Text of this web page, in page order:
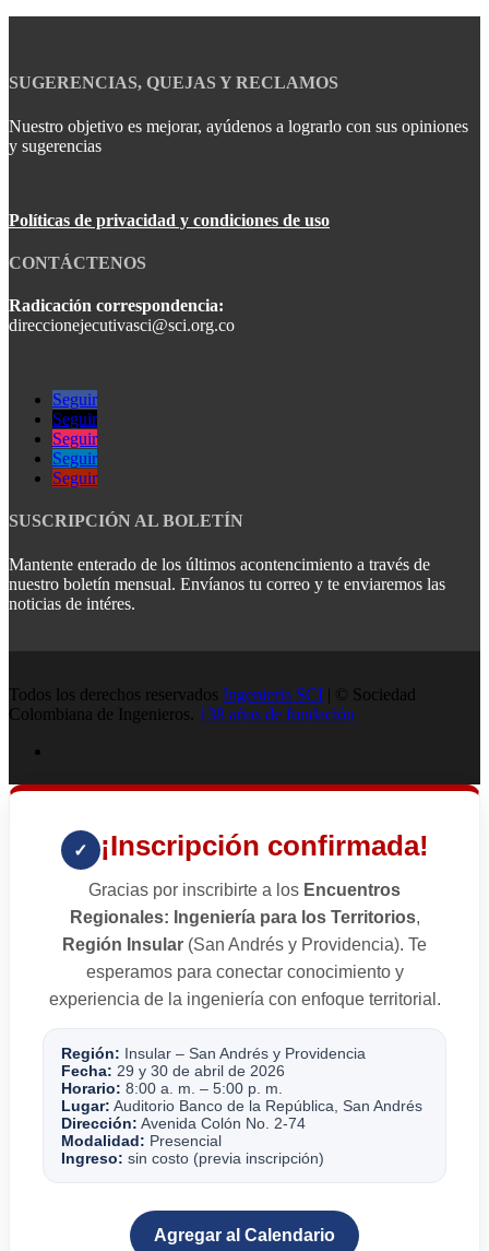
SUGERENCIAS, QUEJAS Y RECLAMOS
Nuestro objetivo es mejorar, ayúdenos a lograrlo con sus opiniones
y sugerencias
Políticas de privacidad y condiciones de uso
CONTÁCTENOS
Radicación correspondencia:
direccionejecutivasci@sci.org.co
Seguir
Seguir
Seguir
Seguir
Seguir
SUSCRIPCIÓN AL BOLETÍN
Mantente enterado de los últimos acontencimiento a través de
nuestro boletín mensual. Envíanos tu correo y te enviaremos las
noticias de intéres.
Todos los derechos reservados Ingenieria SCI | © Sociedad
Colombiana de Ingenieros. 138 años de fundación
✓ ¡Inscripción confirmada!
Gracias por inscribirte a los Encuentros
Regionales: Ingeniería para los Territorios,
Región Insular (San Andrés y Providencia). Te
esperamos para conectar conocimiento y
experiencia de la ingeniería con enfoque territorial.
Región: Insular – San Andrés y Providencia
Fecha: 29 y 30 de abril de 2026
Horario: 8:00 a. m. – 5:00 p. m.
Lugar: Auditorio Banco de la República, San Andrés
Dirección: Avenida Colón No. 2-74
Modalidad: Presencial
Ingreso: sin costo (previa inscripción)
Agregar al Calendario